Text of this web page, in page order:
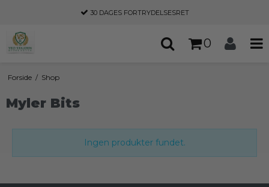
30 DAGES FORTRYDELSESRET
0
Forside / Shop
Myler Bits
Ingen produkter fundet.